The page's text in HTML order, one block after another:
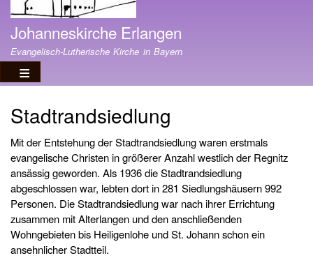
Johanneskirche Erlangen
Evangelisch-Lutherische Kirche in Bayern
Stadtrandsiedlung
Mit der Entstehung der Stadtrandsiedlung waren erstmals
evangelische Christen in größerer Anzahl westlich der Regnitz
ansässig geworden. Als 1936 die Stadtrandsiedlung
abgeschlossen war, lebten dort in 281 Siedlungshäusern 992
Personen. Die Stadtrandsiedlung war nach ihrer Errichtung
zusammen mit Alterlangen und den anschließenden
Wohngebieten bis Heiligenlohe und St. Johann schon ein
ansehnlicher Stadtteil.